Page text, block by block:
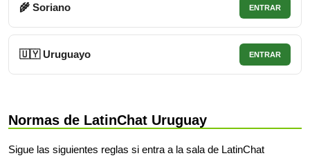
🌾 Soriano ENTRAR
🇺🇾 Uruguayo ENTRAR
Normas de LatinChat Uruguay
Sigue las siguientes reglas si entra a la sala de LatinChat